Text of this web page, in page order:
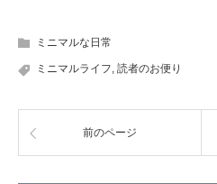
ミニマルな日常
ミニマルライフ, 読者のお便り
前のページ